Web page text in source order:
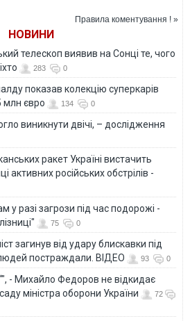
Правила коментування ! »
НОВИНИ
телескоп виявив на Сонці те, чого
283 0
показав колекцію суперкарів
млн євро
134 0
виникнути двічі, – дослідження
ракет Україні вистачить
активних російських обстрілів -
у разі загрози під час подорожі -
75 0
загинув від удару блискавки під
постраждали. ВІДЕО
93 0
- Михайло Федоров не відкидає
міністра оборони України
72